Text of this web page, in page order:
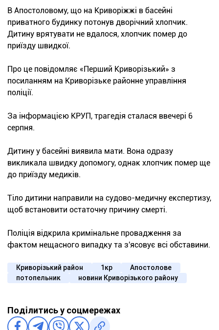
В Апостоловому, що на Криворіжжі в басейні
приватного будинку потонув дворічний хлопчик.
Дитину врятувати не вдалося, хлопчик помер до
приїзду швидкої.
Про це повідомляє «Перший Криворізький» з
посиланням на Криворізьке районне управління
поліції.
За інформацією КРУП, трагедія сталася ввечері 6
серпня.
Дитину у басейні виявила мати. Вона одразу
викликала швидку допомогу, однак хлопчик помер ще
до приїзду медиків.
Тіло дитини направили на судово-медичну експертизу,
щоб встановити остаточну причину смерті.
Поліція відкрила кримінальне провадження за
фактом нещасного випадку та з'ясовує всі обставини.
Криворізький район 1кр
Апостолове
потопельник
новини Криворізького району
Поділитись у соцмережах